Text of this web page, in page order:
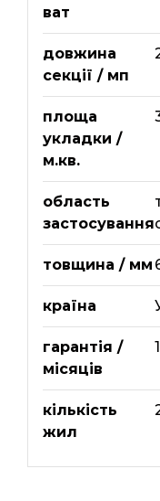
ват
довжина
секції / мп
площа
укладки /
м.кв.
область
застосування
товщина / мм
країна
гарантія /
місяців
кількість
жил